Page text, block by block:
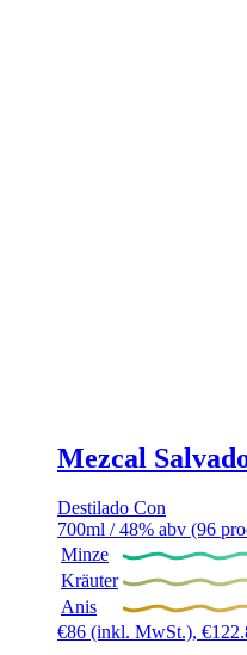
Mezcal
Destilado Con
700ml / 48% abv (96
Minze
Kräuter
Anis
€86 (inkl. MwSt.), €